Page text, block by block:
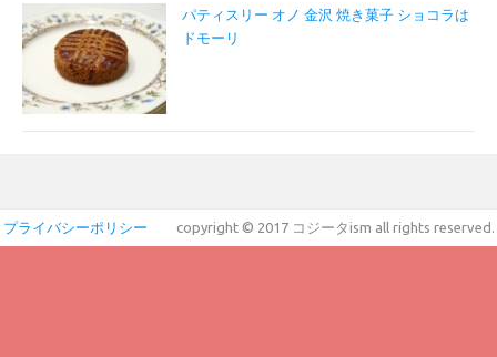
パティスリー オノ 金沢 焼き菓子 ショコラは
ドモーリ
プライバシーポリシー copyright © 2017 コジータism all rights reserved.